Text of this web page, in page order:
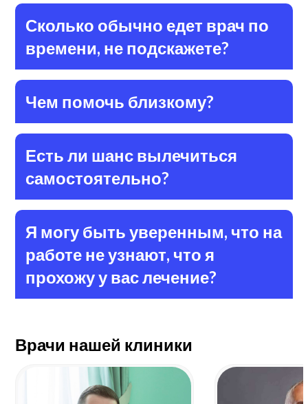
Сколько обычно едет врач по
времени, не подскажете?
Чем помочь близкому?
Есть ли шанс вылечиться
самостоятельно?
Я могу быть уверенным, что на
работе не узнают, что я
прохожу у вас лечение?
Врачи нашей клиники